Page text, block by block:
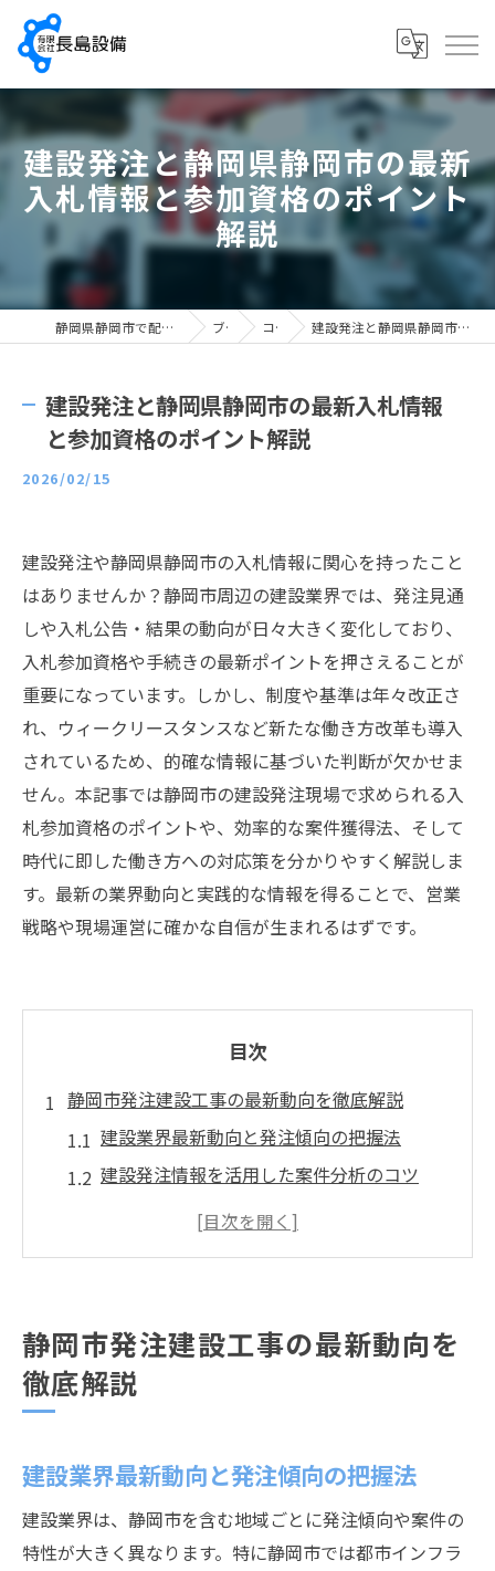
建設発注と静岡県静岡市の最新
入札情報と参加資格のポイント
解説
静岡県静岡市で配管工の求人なら有限会社長島設備 ブログ コラム 建設発注と静岡県静岡市の最新入札情報と参加資格のポイント解説
建設発注と静岡県静岡市の最新入札情報
と参加資格のポイント解説
2026/02/15
建設発注や静岡県静岡市の入札情報に関心を持ったこと
はありませんか？静岡市周辺の建設業界では、発注見通
しや入札公告・結果の動向が日々大きく変化しており、
入札参加資格や手続きの最新ポイントを押さえることが
重要になっています。しかし、制度や基準は年々改正さ
れ、ウィークリースタンスなど新たな働き方改革も導入
されているため、的確な情報に基づいた判断が欠かせま
せん。本記事では静岡市の建設発注現場で求められる入
札参加資格のポイントや、効率的な案件獲得法、そして
時代に即した働き方への対応策を分かりやすく解説しま
す。最新の業界動向と実践的な情報を得ることで、営業
戦略や現場運営に確かな自信が生まれるはずです。
目次
静岡市発注建設工事の最新動向を徹底解説
建設業界最新動向と発注傾向の把握法
建設発注情報を活用した案件分析のコツ
静岡市建設予定の注目ポイントを解説
入札公告を通じた建設案件の的確な探し方
建設案件発見に役立つ入札公告の活用法
建設発注のチャンスを公告から見抜く視点
建設業界の営業戦略と公告情報の連動性
案件選定のための発注見通しと公告比較
発注見通しから読み解く建設チャンスの広がり
静岡市発注建設工事の最新動向を
徹底解説
建設業界最新動向と発注傾向の把握法
建設業界は、静岡市を含む地域ごとに発注傾向や案件の
特性が大きく異なります。特に静岡市では都市インフラ